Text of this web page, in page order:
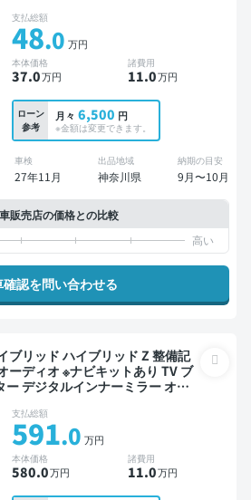
支払総額
48.0 万円
本体価格
37.0万円
諸費用
11.0万円
ローン
参考
月々 6,500 円
※金額は変更できます。
車検
27年11月
出品地域
神奈川県
納期の目安
9月〜10月
販売店の価格との比較
確認を問い合わせる
ッド ハイブリッド Z 整備記
ーディオ ※ナビキットあり TV ブ
デジタルインナーミラー オー
メラ ドライブレコーダー 衝突軽
7人乗り
支払総額
591.0 万円
本体価格
580.0万円
諸費用
11.0万円